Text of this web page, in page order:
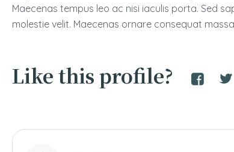
Maecenas tempus leo ac nisi iaculis porta. Sed
molestie velit. Maecenas ornare consequat
Like this profile?